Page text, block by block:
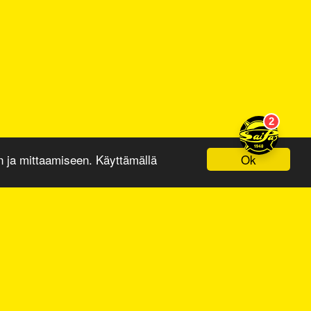
Ok
ja mittaamiseen. Käyttämällä